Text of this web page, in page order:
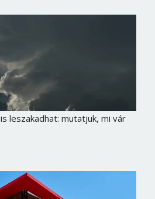
leszakadhat: mutatjuk, mi vár